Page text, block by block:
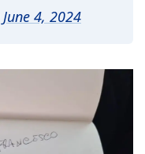
June 4, 2024